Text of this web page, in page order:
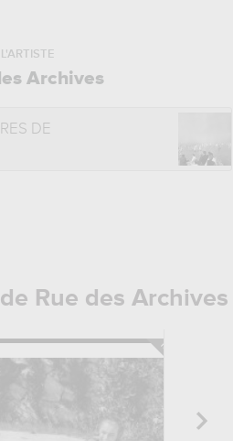
L'ARTISTE
Archives
DE
Rue des Archives